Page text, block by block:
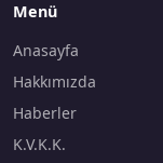
Menü
Anasayfa
Hakkımızda
Haberler
K.V.K.K.